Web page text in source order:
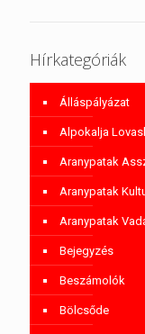
Hírkategóriák
Álláspályázat
Alpokalja
Aranypatak
Aranypatak
Aranypatak
Bejegyzés
Beszámolók
Bölcsőde